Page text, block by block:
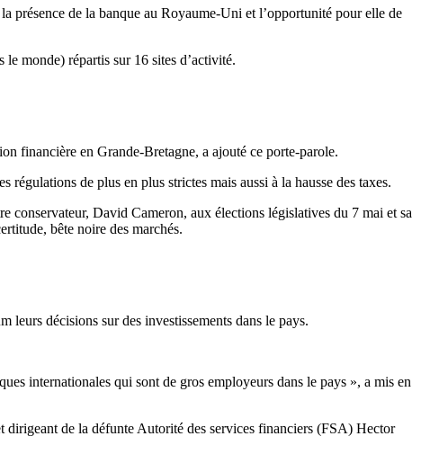
présence de la banque au Royaume-Uni et l’opportunité pour elle de
monde) répartis sur 16 sites d’activité.
financière en Grande-Bretagne, a ajouté ce porte-parole.
de plus en plus strictes mais aussi à la hausse des taxes.
conservateur, David Cameron, aux élections législatives du 7 mai et sa
bête noire des marchés.
leurs décisions sur des investissements dans le pays.
internationales qui sont de gros employeurs dans le pays », a mis en
de la défunte Autorité des services financiers (FSA) Hector